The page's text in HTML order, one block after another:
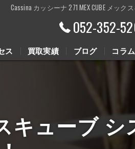
Cassina カッシーナ 271 MEX CUBE メッ
052-352-
ス 買取実績 ブログ
Youtube動画
コラム
キューブ